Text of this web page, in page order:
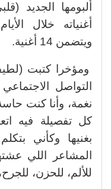
ألبومها الجديد
أغنياته خلال
ويتضمن 14 أغنية.
ومؤخرا كتبت
التواصل
نغمة، وأنا كنت
كل تفصيلة فيه
بغنيها وكأني
المشاعر اللي
للألم، للحزن،